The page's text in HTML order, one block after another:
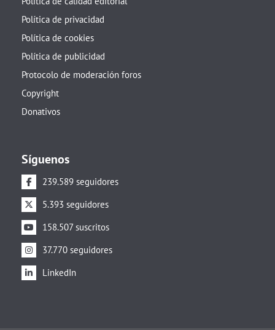
Política de privacidad
Política de cookies
Política de publicidad
Protocolo de moderación foros
Copyright
Donativos
Síguenos
239.589 seguidores
5.393 seguidores
158.507 suscritos
37.770 seguidores
LinkedIn